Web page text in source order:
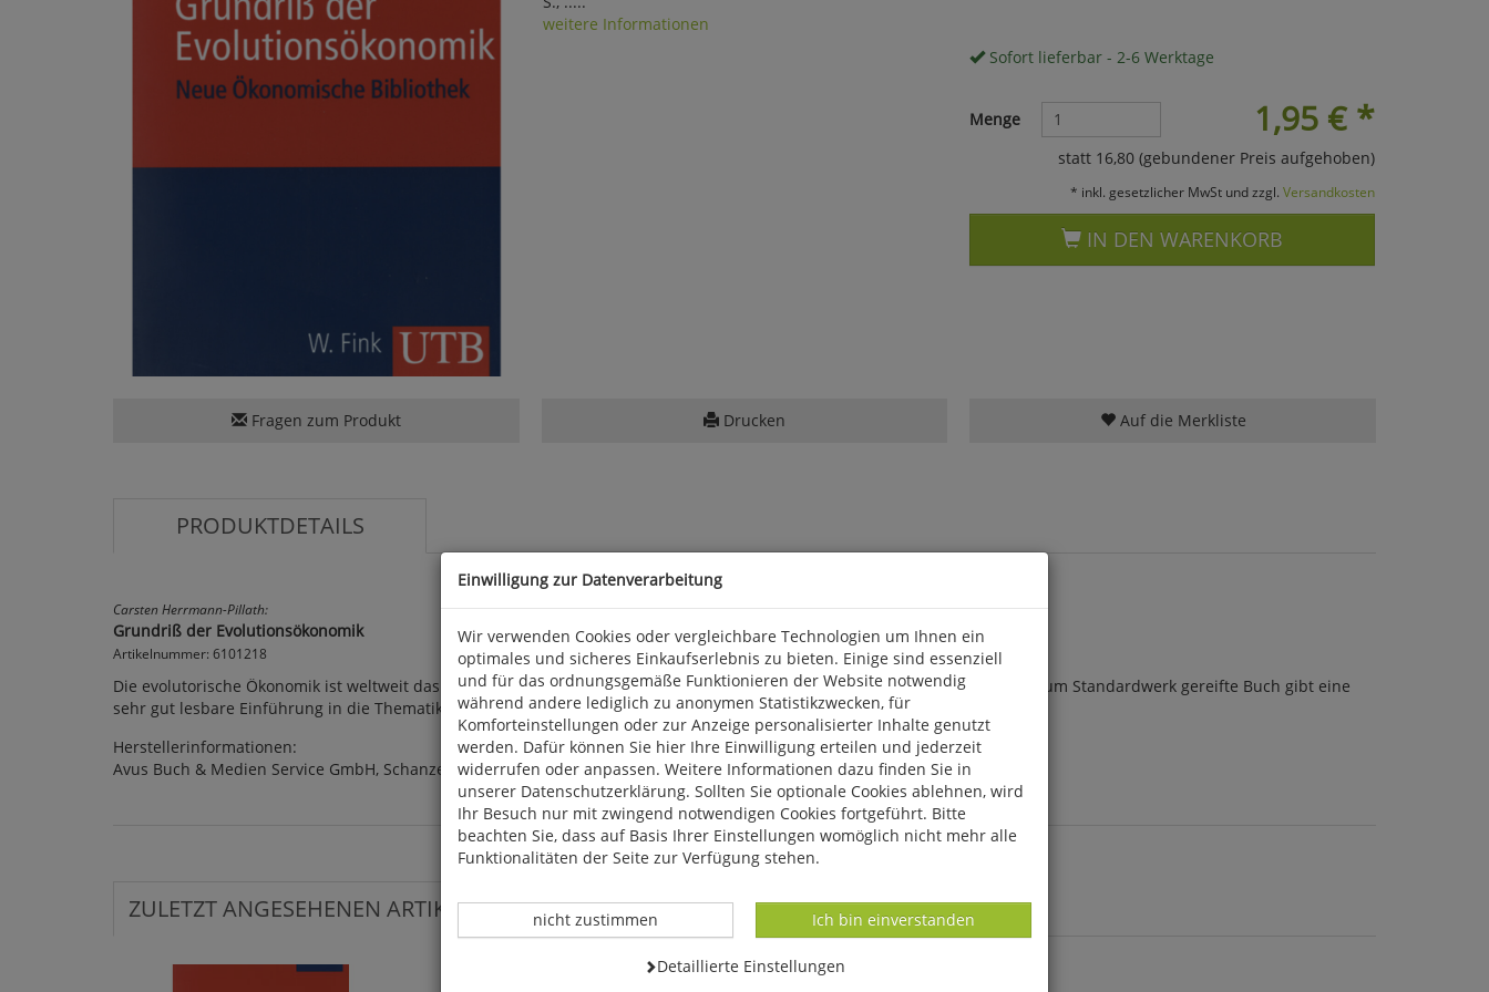
weitere Informationen
Sofort lieferbar - 2-6 Werktage
1,95 €*
Menge
statt 16,80 (gebundener Preis aufgehoben)
* inkl. gesetzlicher MwSt und zzgl. Versandkosten
IN DEN WARENKORB
Fragen zum Produkt Drucken Auf die Merkliste
PRODUKTDETAILS
Carsten Herrmann-Pillath:
Grundriß der Evolutionsökonomik
Artikelnummer: 6101218
Die evolutorische Ökonomik ist weltweit das dynamischste Forschungsfeld der Wirtschaftswissenschaft. Dieses mittlerweile zum Standardwerk gereifte Buch gibt eine
sehr gut lesbare Einführung in die Thematik. 2002. 492 S., 40 s/w Abb., Lit., kart. Fink/UTB.
Herstellerinformationen:
Avus Buch & Medien Service GmbH, Schanzenstr. 13, D 51063 Köln, info@avus-bm.de
ZULETZT ANGESEHENEN ARTIKEL:
Einwilligung zur Datenverarbeitung
Wir verwenden Cookies oder vergleichbare Technologien um Ihnen ein
optimales und sicheres Einkaufserlebnis zu bieten. Einige sind essenziell
und für das ordnungsgemäße Funktionieren der Website notwendig
während andere lediglich zu anonymen Statistikzwecken, für
Komforteinstellungen oder zur Anzeige personalisierter Inhalte genutzt
werden. Dafür können Sie hier Ihre Einwilligung erteilen und jederzeit
widerrufen oder anpassen. Weitere Informationen dazu finden Sie in
unserer Datenschutzerklärung. Sollten Sie optionale Cookies ablehnen, wird
Ihr Besuch nur mit zwingend notwendigen Cookies fortgeführt. Bitte
beachten Sie, dass auf Basis Ihrer Einstellungen womöglich nicht mehr alle
Funktionalitäten der Seite zur Verfügung stehen.
Datenverarbeitung -
Ich bin einverstanden
Datenverarbeitung -
nicht zustimmen
Datenverarbeitung -
Detaillierte Einstellungen